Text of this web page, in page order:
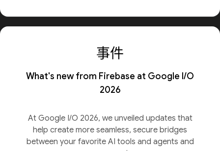
事件
What's new from Firebase at Google I/O
2026
At Google I/O 2026, we unveiled updates that
help create more seamless, secure bridges
between your favorite AI tools and agents and